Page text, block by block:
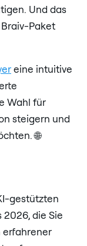
Und das
Paket
eine intuitive
Wahl für
steigern und
🌐
gestützten
die Sie
erfahrener